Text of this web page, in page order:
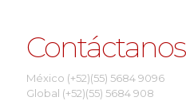
Contáctanos
México (+52)(55) 5684 9096
Global (+52)(55) 5684 908